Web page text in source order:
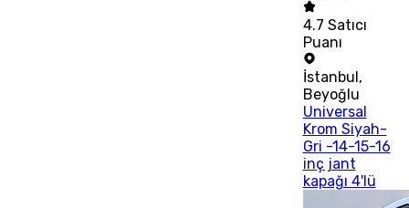
4.7 Satıcı
Puanı
İstanbul,
Beyoğlu
Universal
Krom Siyah-
Gri -14-15-16
inç jant
kapağı 4'lü